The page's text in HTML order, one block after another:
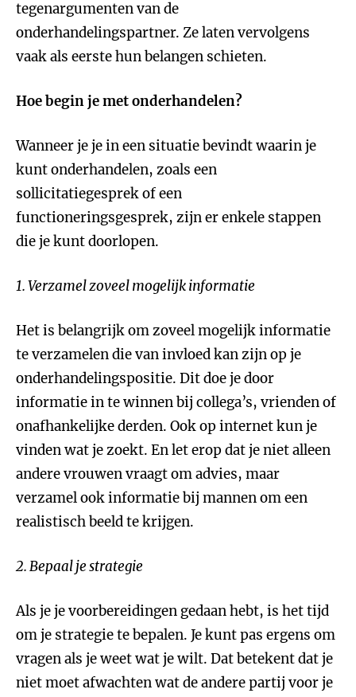
tegenargumenten van de
onderhandelingspartner. Ze laten vervolgens
vaak als eerste hun belangen schieten.
Hoe begin je met onderhandelen?
Wanneer je je in een situatie bevindt waarin je
kunt onderhandelen, zoals een
sollicitatiegesprek of een
functioneringsgesprek, zijn er enkele stappen
die je kunt doorlopen.
1. Verzamel zoveel mogelijk informatie
Het is belangrijk om zoveel mogelijk informatie
te verzamelen die van invloed kan zijn op je
onderhandelingspositie. Dit doe je door
informatie in te winnen bij collega’s, vrienden of
onafhankelijke derden. Ook op internet kun je
vinden wat je zoekt. En let erop dat je niet alleen
andere vrouwen vraagt om advies, maar
verzamel ook informatie bij mannen om een
realistisch beeld te krijgen.
2. Bepaal je strategie
Als je je voorbereidingen gedaan hebt, is het tijd
om je strategie te bepalen. Je kunt pas ergens om
vragen als je weet wat je wilt. Dat betekent dat je
niet moet afwachten wat de andere partij voor je